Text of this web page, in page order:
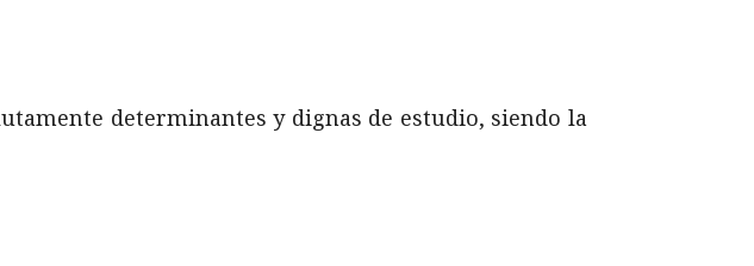
determinantes y dignas de estudio, siendo la